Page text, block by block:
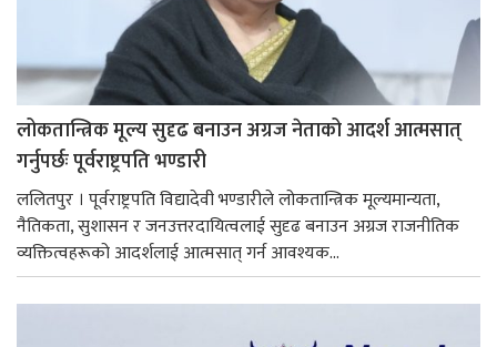
लोकतान्त्रिक मूल्य सुदृढ बनाउन अग्रज नेताको आदर्श आत्मसात्
गर्नुपर्छः पूर्वराष्ट्रपति भण्डारी
ललितपुर । पूर्वराष्ट्रपति विद्यादेवी भण्डारीले लोकतान्त्रिक मूल्यमान्यता,
नैतिकता, सुशासन र जनउत्तरदायित्वलाई सुदृढ बनाउन अग्रज राजनीतिक
व्यक्तित्वहरूको आदर्शलाई आत्मसात् गर्न आवश्यक...